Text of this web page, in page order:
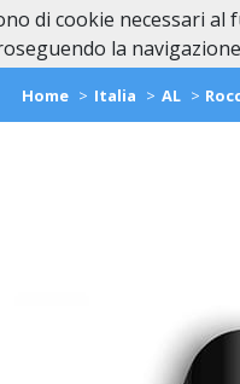
Home Italia AL
di cookie necessari
la